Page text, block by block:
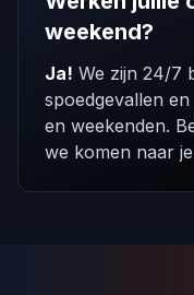
weekend?
Ja! We zijn 24/7
spoedgevallen
en weekenden.
we komen naar